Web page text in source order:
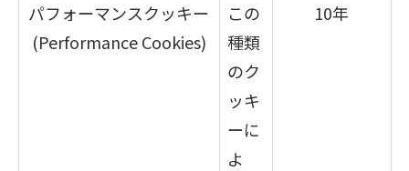
パフォーマンスクッキー
(Performance Cookies)
この
種類
のク
ッキ
ーに
よ
10年